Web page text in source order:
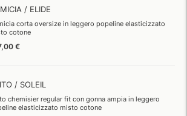
/ ELIDE
corta oversize in leggero popeline elasticizzato
cotone
€
/ SOLEIL
chemisier regular fit con gonna ampia in leggero
elasticizzato misto cotone